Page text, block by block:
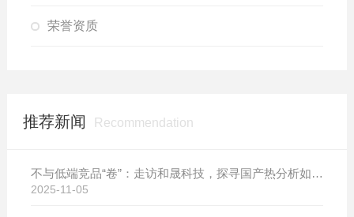
荣誉资质
推荐新闻 Recommendation
不与低端竞品“卷”：走访和晟科技，探寻国产热分析如何行稳致远
2025-11-05